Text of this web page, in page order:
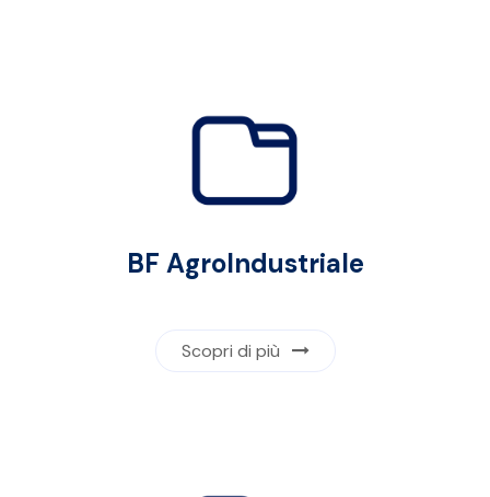
BF AgroIndustriale
Scopri di più